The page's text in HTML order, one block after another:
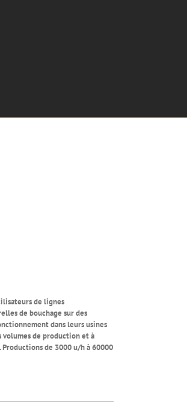
de lignes
de bouchage sur des
dans leurs usines
de production et à
de 3000 u/h à 60000